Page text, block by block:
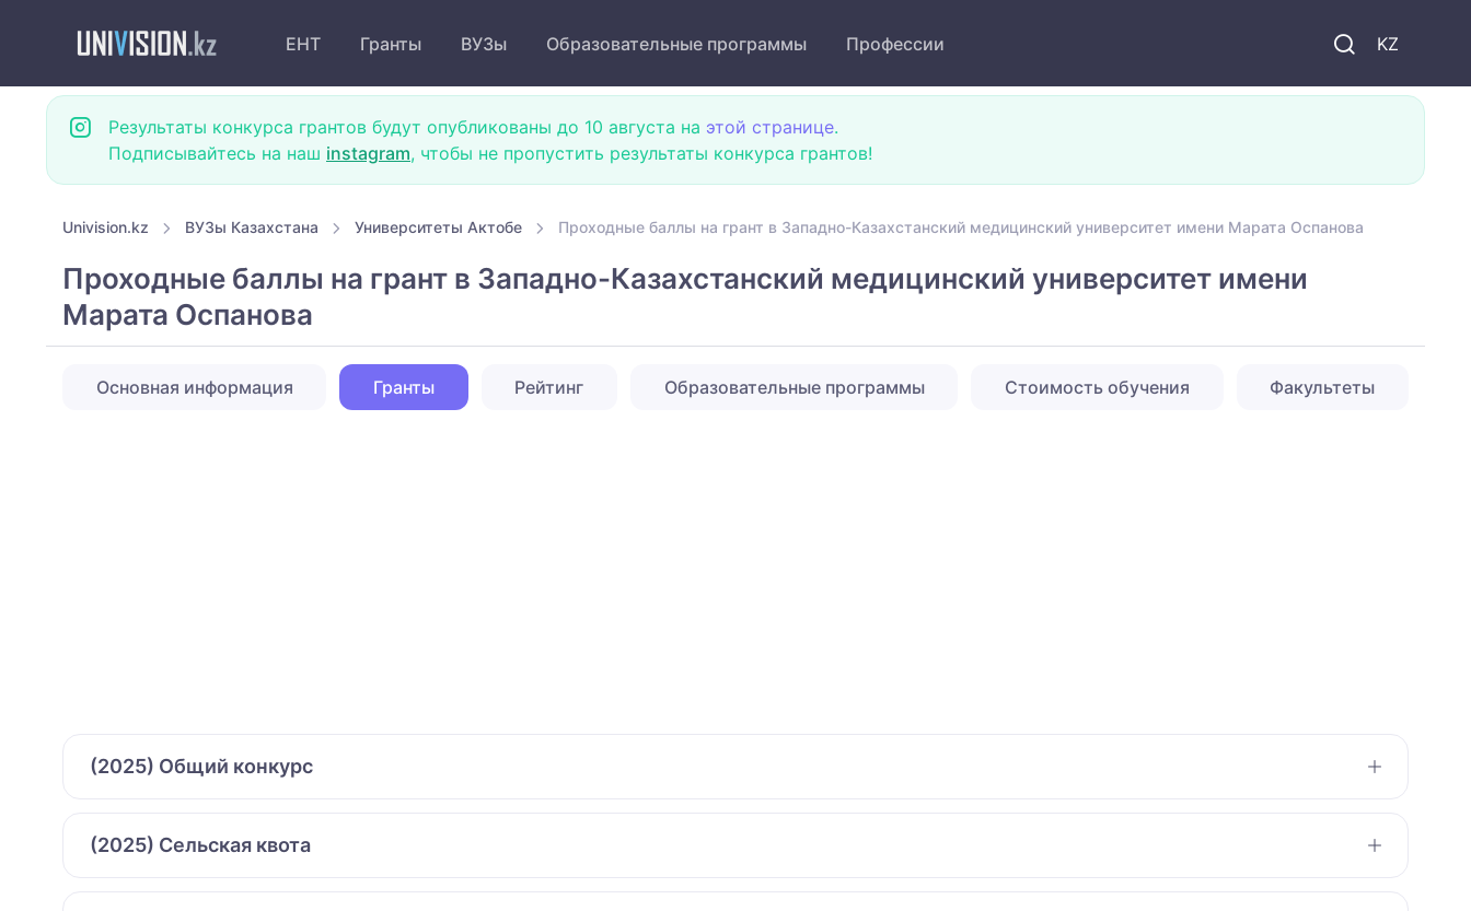
KZ
ЕНТ Гранты ВУЗы Образовательные программы Профессии
Результаты конкурса грантов будут опубликованы до 10 августа на этой странице.
Подписывайтесь на наш instagram, чтобы не пропустить результаты конкурса грантов!
Univision.kz ВУЗы Казахстана Университеты Актобе Проходные баллы на грант в Западно-Казахстанский медицинский университет имени Марата Оспанова
Проходные баллы на грант в Западно-Казахстанский медицинский университет имени
Марата Оспанова
Основная информация Гранты Рейтинг Образовательные программы Стоимость обучения Факультеты
(2025) Общий конкурс
(2025) Сельская квота